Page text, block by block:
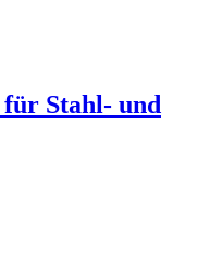
Stahl- und